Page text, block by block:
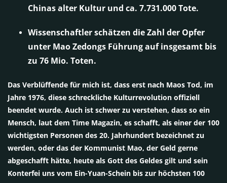
Chinas alter Kultur und ca. 7.731.000 Tote.
Wissenschaftler schätzen die Zahl der Opfer
unter Mao Zedongs Führung auf insgesamt bis
zu 76 Mio. Toten.
Das Verblüffende für mich ist, dass erst nach Maos Tod, im
Jahre 1976, diese schreckliche Kulturrevolution offiziell
beendet wurde. Auch ist schwer zu verstehen, dass so ein
Mensch, laut dem Time Magazin, es schafft, als einer der 100
wichtigsten Personen des 20. Jahrhundert bezeichnet zu
werden, oder das der Kommunist Mao, der Geld gerne
abgeschafft hätte, heute als Gott des Geldes gilt und sein
Konterfei uns vom Ein-Yuan-Schein bis zur höchsten 100